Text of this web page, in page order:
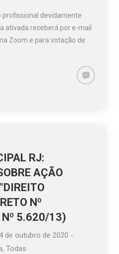
profissional devidamente
ativada receberá por e-mail
Zoom e para votação de
RJ:
AÇÃO
Nº
5.620/13)
de outubro de 2020 -
,Todas